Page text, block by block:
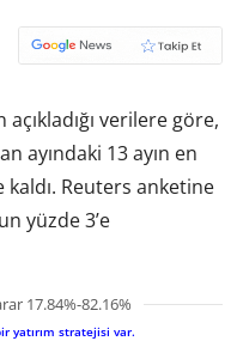
verilere göre,
ayındaki 13 ayın en
kaldı. Reuters anketine
yüzde 3’e
17.84%-82.16%
yatırım stratejisi var.